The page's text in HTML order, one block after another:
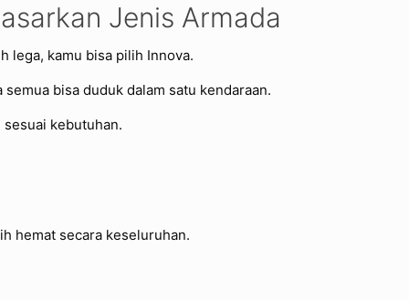
Jenis Armada
lega, kamu bisa pilih Innova.
bisa duduk dalam satu kendaraan.
kebutuhan.
hemat secara keseluruhan.